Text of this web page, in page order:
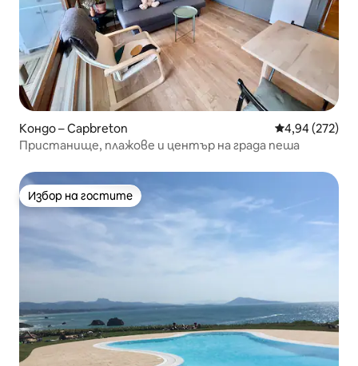
Кондо – Capbreton Средна
4,94 (272)
Пристанище, плажове и център на града пеша
Избор на гостите
Избор на гостите